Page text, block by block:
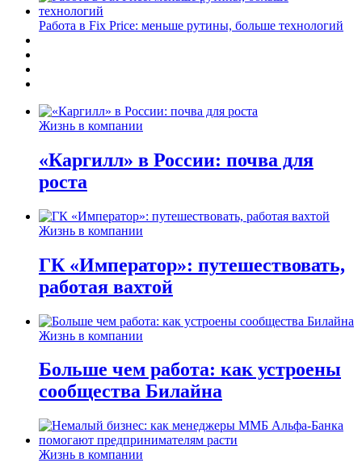
Работа в Fix Price: меньше рутины, больше технологий
Жизнь в компании
«Каргилл» в России: почва для
роста
Жизнь в компании
ГК «Император»: путешествовать,
работая вахтой
Жизнь в компании
Больше чем работа: как устроены
сообщества Билайна
Жизнь в компании